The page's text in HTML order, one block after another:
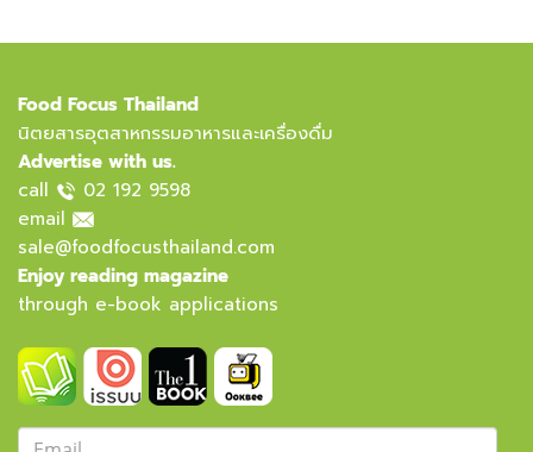
Food Focus Thailand
นิตยสารอุตสาหกรรมอาหารและเครื่องดื่ม
Advertise with us.
call
02 192 9598
email
sale@foodfocusthailand.com
Enjoy reading magazine
through e-book applications